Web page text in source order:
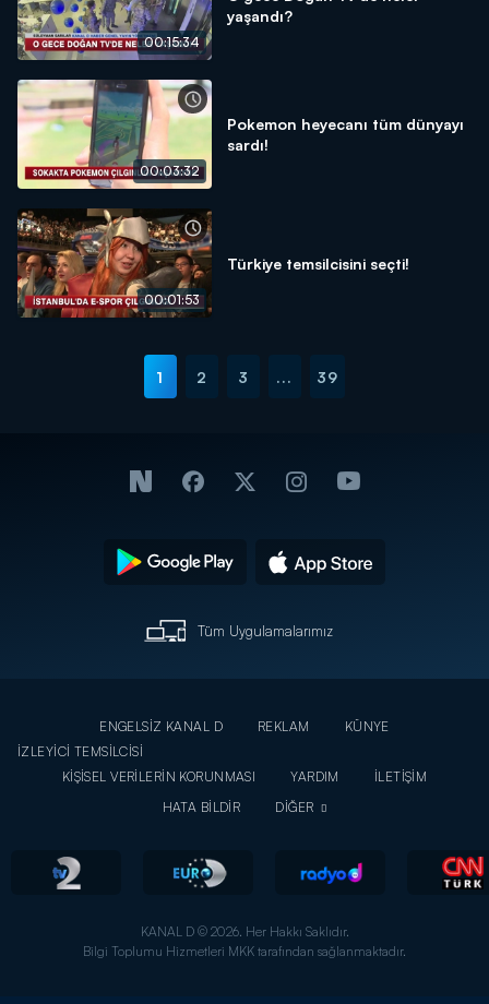
00:15:34
yaşandı?
00:03:32
Pokemon heyecanı tüm dünyayı
sardı!
00:01:53
Türkiye temsilcisini seçti!
1 2 3 ... 39
Tüm Uygulamalarımız
ENGELSİZ KANAL D REKLAM
KÜNYE
İZLEYİCİ TEMSİLCİSİ
KİŞİSEL VERİLERİN KORUNMASI
YARDIM
İLETİŞİM
HATA BİLDİR
DİĞER
KANAL D © 2026. Her Hakkı Saklıdır.
Bilgi Toplumu Hizmetleri MKK tarafından sağlanmaktadır.